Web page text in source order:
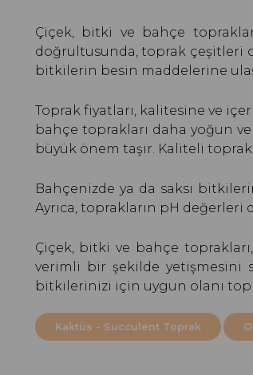
Çiçek, bitki ve bahçe
doğrultusunda, toprak çeşitleri
bitkilerin besin maddelerine
Toprak fiyatları, kalitesine ve
bahçe toprakları daha yoğun
büyük önem taşır. Kaliteli
Bahçenizde ya da saksı
Ayrıca, toprakların pH
Çiçek, bitki ve bahçe
verimli bir şekilde yetişmesini
bitkilerinizi için uygun olanı
Kaktüs - Succulent Toprak